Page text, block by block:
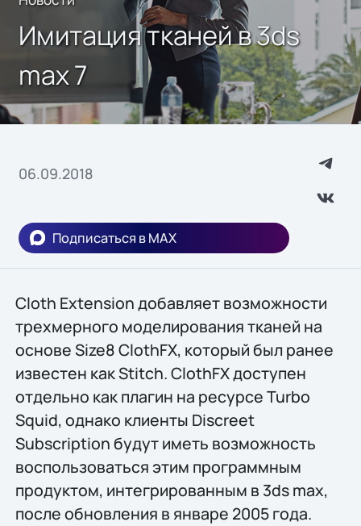
Имитация тканей в 3ds
max 7
06.09.2018
Подписаться в MAX
Cloth Extension добавляет возможности
трехмерного моделирования тканей на
основе Size8 ClothFX, который был ранее
известен как Stitch. ClothFX доступен
отдельно как плагин на ресурсе Turbo
Squid, однако клиенты Discreet
Subscription будут иметь возможность
воспользоваться этим программным
продуктом, интегрированным в 3ds max,
после обновления в январе 2005 года.